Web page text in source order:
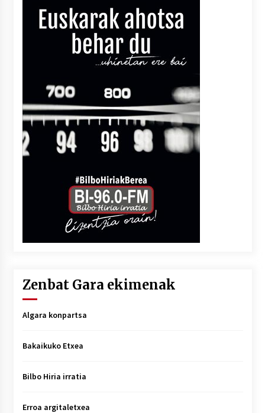
Zenbat Gara ekimenak
Algara konpartsa
Bakaikuko Etxea
Bilbo Hiria irratia
Erroa argitaletxea